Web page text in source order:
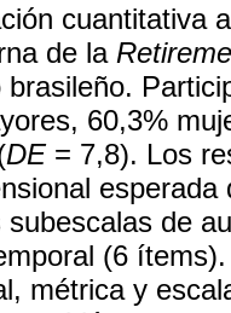
cuantitativa
de la
60,3%
DE= 7,8). Los
de
(6
métrica y